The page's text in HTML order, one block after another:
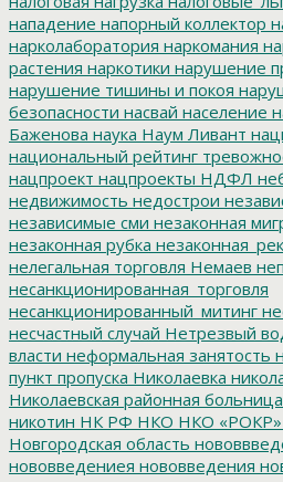
нападение напорный коллектор
нарколаборатория наркомания
растения наркотики нарушение
нарушение тишины и покоя
безопасности насвай население
Баженова наука Наум Ливант
национальный рейтинг
нацпроект нацпроекты НДФЛ
недвижимость недострои
независимые сми незаконная
незаконная рубка
нелегальная торговля Немаев
несанкционированная_торговля
несанкционированный_митинг
несчастный случай Нетрезвый
власти неформальная занятость
пункт пропуска Николаевка
Николаевская районная больница
никотин НК РФ НКО НКО «РОКР»
Новгородская область
нововведениея нововведения